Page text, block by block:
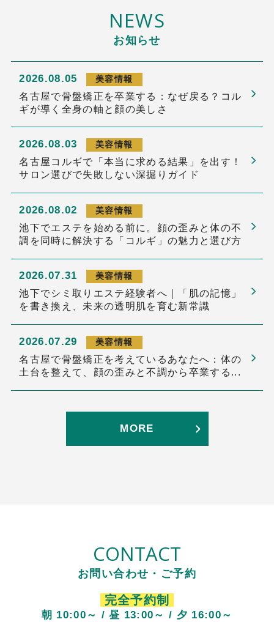
NEWS
お知らせ
2026.08.05 美容情報
名古屋で骨盤矯正を卒業する：なぜ戻る？コル
ギが導く全身の軸と顔の美しさ
2026.08.03 美容情報
名古屋コルギで「本当に求める結果」を出す！
サロン選びで失敗しない深掘りガイド
2026.08.02 美容情報
池下でエステを始める前に。顔の歪みと体の不
調を同時に解決する「コルギ」の魅力と選び方
2026.07.31 美容情報
池下でシミ取りエステ経験者へ｜「肌の記憶」
を書き換え、未来の透明肌を育む新常識
2026.07.29 美容情報
名古屋で骨盤矯正を考えているあなたへ：体の
土台を整えて、顔の歪みと不調から卒業する...
MORE
CONTACT
お問い合わせ・ご予約
完全予約制
朝 10:00～ / 昼 13:00～ / 夕 16:00～